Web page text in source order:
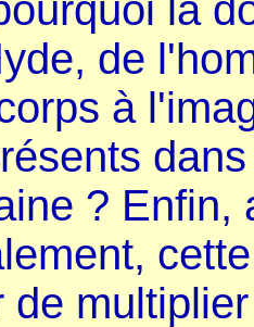
la
de
à
? Enfin,
de